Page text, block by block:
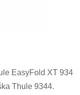
EasyFold XT 934
Thule 9344.